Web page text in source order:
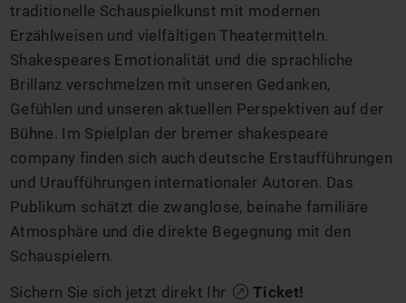
traditionelle Schauspielkunst mit modernen
Erzählweisen und vielfältigen Theatermitteln.
Shakespeares Emotionalität und die sprachliche
Brillanz verschmelzen mit unseren Gedanken,
Gefühlen und unseren aktuellen Perspektiven auf der
Bühne. Im Spielplan der bremer shakespeare
company finden sich auch deutsche Erstaufführungen
und Uraufführungen internationaler Autoren. Das
Publikum schätzt die zwanglose, beinahe familiäre
Atmosphäre und die direkte Begegnung mit den
Schauspielern.
Sichern Sie sich jetzt direkt Ihr
Ticket!